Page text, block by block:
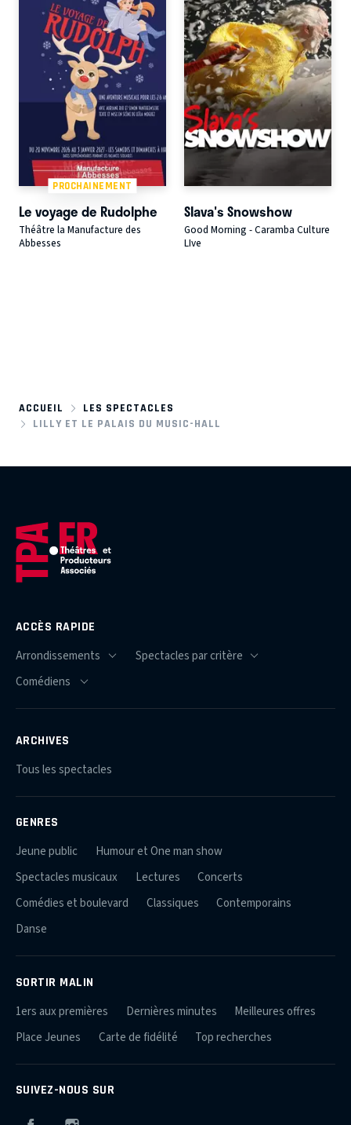
PROCHAINEMENT
Le voyage de Rudolphe
Théâtre la Manufacture des
Abbesses
Slava's Snowshow
Good Morning - Caramba Culture
LIve
ACCUEIL
LES SPECTACLES
LILLY ET LE PALAIS DU MUSIC-HALL
ACCÈS RAPIDE
ARCHIVES
Tous les spectacles
GENRES
Jeune public
Humour et One man show
Spectacles musicaux
Lectures
Concerts
Comédies et boulevard
Classiques
Contemporains
Danse
SORTIR MALIN
1ers aux premières Dernières minutes
Meilleures offres
Place Jeunes
Carte de fidélité Top recherches
SUIVEZ-NOUS SUR